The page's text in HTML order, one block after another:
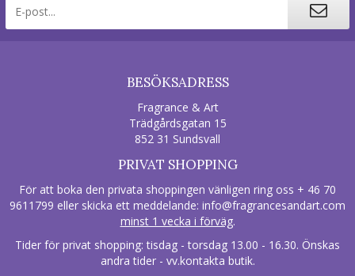
BESÖKSADRESS
Fragrance & Art
Trädgårdsgatan 15
852 31 Sundsvall
PRIVAT SHOPPING
För att boka den privata shoppingen vänligen ring oss + 46 70
9611799 eller skicka ett meddelande: info@fragrancesandart.com
minst 1 vecka i förväg.
Tider för privat shopping: tisdag - torsdag 13.00 - 16.30. Önskas
andra tider - vv.kontakta butik.